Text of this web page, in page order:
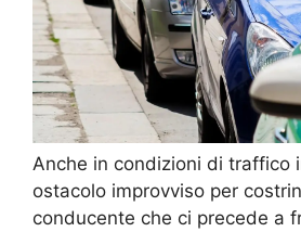
Anche in condizioni di traffico
ostacolo improvviso per
conducente che ci precede a